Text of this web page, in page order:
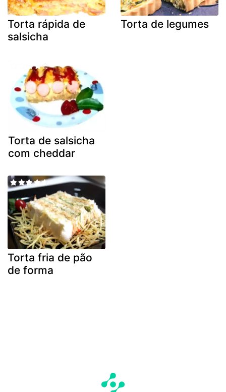
Torta rápida de
salsicha
Torta de legumes
Torta de salsicha
com cheddar
Torta fria de pão
de forma